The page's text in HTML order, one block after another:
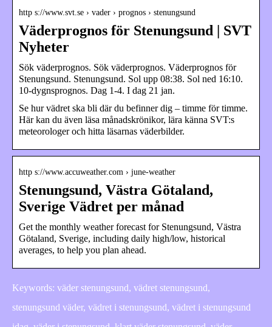
http s://www.svt.se › vader › prognos › stenungsund
Väderprognos för Stenungsund | SVT
Nyheter
Sök väderprognos. Sök väderprognos. Väderprognos för
Stenungsund. Stenungsund. Sol upp 08:38. Sol ned 16:10.
10-dygnsprognos. Dag 1-4. I dag 21 jan.
Se hur vädret ska bli där du befinner dig – timme för timme.
Här kan du även läsa månadskrönikor, lära känna SVT:s
meteorologer och hitta läsarnas väderbilder.
http s://www.accuweather.com › june-weather
Stenungsund, Västra Götaland,
Sverige Vädret per månad
Get the monthly weather forecast for Stenungsund, Västra
Götaland, Sverige, including daily high/low, historical
averages, to help you plan ahead.
Keywords: väder stenungsund, vädret stenungsund,
stenungsund väder, vädret i stenungsund, vädret i stenungsund